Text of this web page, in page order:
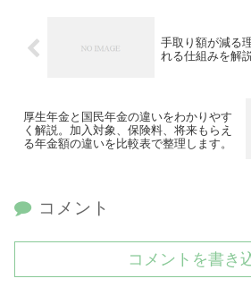
手取り額が減る
れる仕組みを解説
厚生年金と国民年金の違いをわかりやす
く解説。加入対象、保険料、将来もらえ
る年金額の違いを比較表で整理します。
コメント
コメントを書き